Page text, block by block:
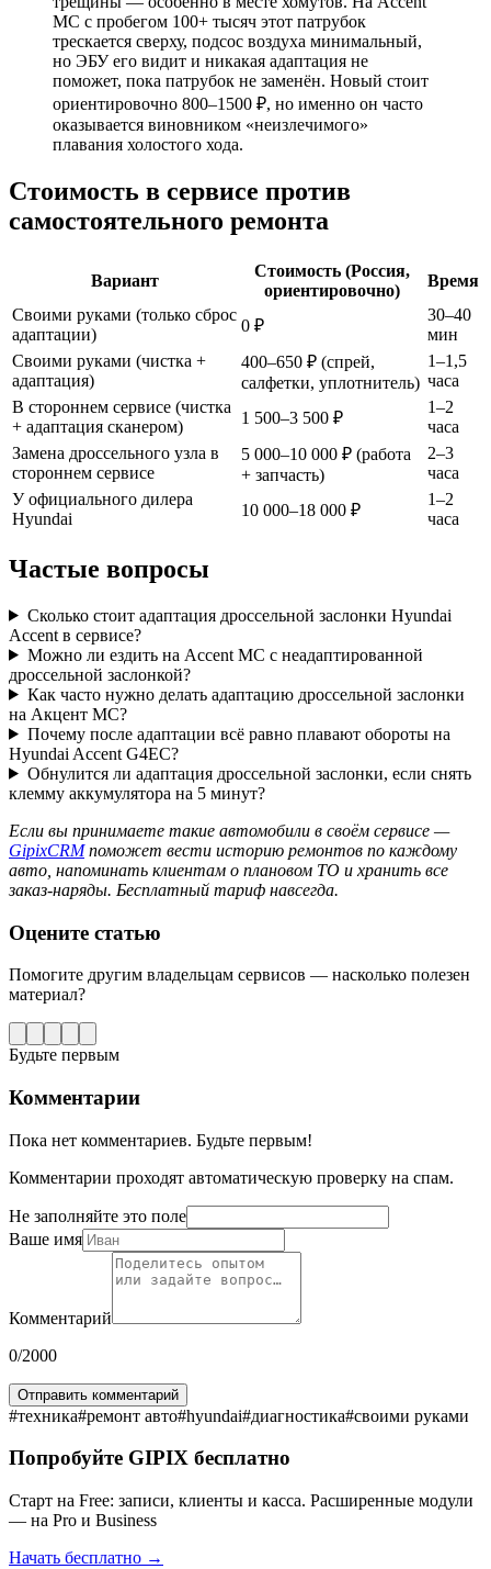
MC с пробегом 100+ тысяч этот патрубок
трескается сверху, подсос воздуха минимальный,
но ЭБУ его видит и никакая адаптация не
поможет, пока патрубок не заменён. Новый стоит
ориентировочно 800–1500 ₽, но именно он часто
оказывается виновником «неизлечимого»
плавания холостого хода.
Стоимость в сервисе против
самостоятельного ремонта
Вариант
Стоимость (Россия,
ориентировочно)
Время
Своими руками (только сброс
адаптации)
0 ₽
30–40
мин
Своими руками (чистка +
адаптация)
400–650 ₽ (спрей,
салфетки, уплотнитель)
1–1,5
часа
В стороннем сервисе (чистка
+ адаптация сканером)
1 500–3 500 ₽
1–2
часа
Замена дроссельного узла в
стороннем сервисе
5 000–10 000 ₽ (работа
+ запчасть)
2–3
часа
У официального дилера
Hyundai
10 000–18 000 ₽
1–2
часа
Частые вопросы
Сколько стоит адаптация дроссельной заслонки Hyundai
Accent в сервисе?
Можно ли ездить на Accent MC с неадаптированной
дроссельной заслонкой?
Как часто нужно делать адаптацию дроссельной заслонки
на Акцент МС?
Почему после адаптации всё равно плавают обороты на
Hyundai Accent G4EC?
Обнулится ли адаптация дроссельной заслонки, если снять
клемму аккумулятора на 5 минут?
Если вы принимаете такие автомобили в своём сервисе —
GipixCRMпоможет вести историю ремонтов по каждому
авто, напоминать клиентам о плановом ТО и хранить все
заказ-наряды. Бесплатный тариф навсегда.
Оцените статью
Помогите другим владельцам сервисов — насколько полезен
материал?
Будьте первым
Комментарии
Пока нет комментариев. Будьте первым!
Комментарии проходят автоматическую проверку на спам.
Не заполняйте это поле
Ваше имя
Комментарий
0/2000
Отправить комментарий
#техника#ремонт авто#hyundai#диагностика#своими руками
Попробуйте GIPIX бесплатно
Старт на Free: записи, клиенты и касса. Расширенные модули
— на Pro и Business
Начать бесплатно →